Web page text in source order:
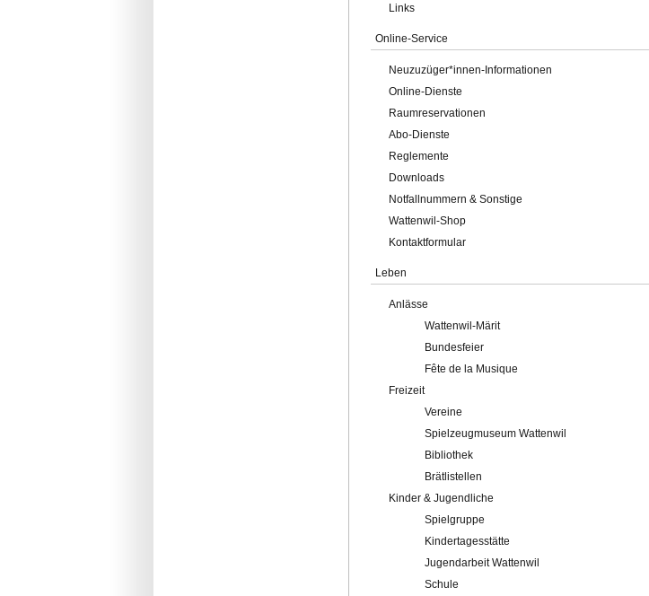
Links
Online-Service
Neuzuzüger*innen-Informationen
Online-Dienste
Raumreservationen
Abo-Dienste
Reglemente
Downloads
Notfallnummern & Sonstige
Wattenwil-Shop
Kontaktformular
Leben
Anlässe
Wattenwil-Märit
Bundesfeier
Fête de la Musique
Freizeit
Vereine
Spielzeugmuseum Wattenwil
Bibliothek
Brätlistellen
Kinder & Jugendliche
Spielgruppe
Kindertagesstätte
Jugendarbeit Wattenwil
Schule